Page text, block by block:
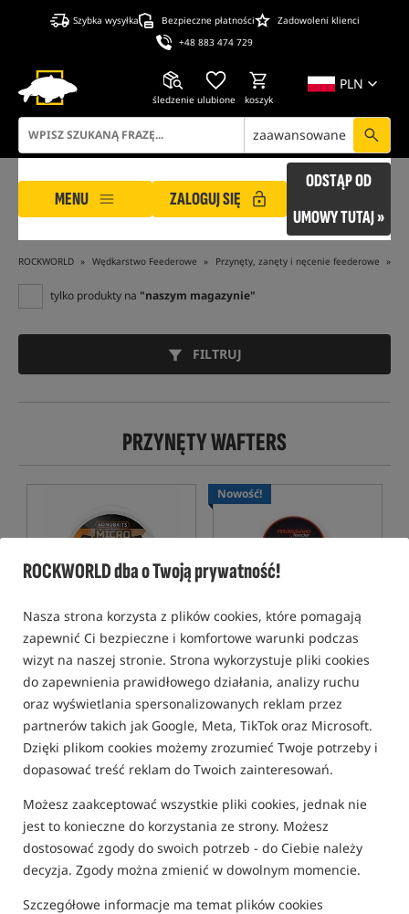
ROCKWORLD dba o Twoją prywatność!
Nasza strona korzysta z plików cookies, które pomagają
zapewnić Ci bezpieczne i komfortowe warunki podczas
wizyt na naszej stronie. Strona wykorzystuje pliki cookies
do zapewnienia prawidłowego działania, analizy ruchu
oraz wyświetlania spersonalizowanych reklam przez
partnerów takich jak Google, Meta, TikTok oraz Microsoft.
Dzięki plikom cookies możemy zrozumieć Twoje potrzeby i
dopasować treść reklam do Twoich zainteresowań.
Możesz zaakceptować wszystkie pliki cookies, jednak nie
jest to konieczne do korzystania ze strony. Możesz
dostosować zgody do swoich potrzeb - do Ciebie należy
decyzja. Zgody można zmienić w dowolnym momencie.
Szczegółowe informacje ma temat plików cookies
Szybka wysyłka Bezpieczne płatności
Zadowoleni klienci
+48 883 474 729
PLN
śledzenie ulubione koszyk
zaawansowane
MENU ZALOGUJ SIĘ
ODSTĄP OD
UMOWY TUTAJ »
ROCKWORLD Wędkarstwo Feederowe Przynęty, zanęty i nęcenie feederowe
tylko produkty na "naszym magazynie"
FILTRUJ
PRZYNĘTY WAFTERS
Sonubaits Micro Bandum
Wafters - Salted Caramel
Przynęty zbalansowane w kształcie dumbells
28,99PLN
Cena kat.: 31,49 / -8%
Min. cena z 30 dni przed
obniżką: 28.99
KUP
Nowość!
Massive Feeder Tricky
Wafters Citrus Mango
Massive Feeder Tricky Wafters Citrus Mango 10 × 7 mm – żółto-pomarańczowe waftersy dumbells do
22,90 PLN
otrzymujesz
KUP
Nowość! Nowość!